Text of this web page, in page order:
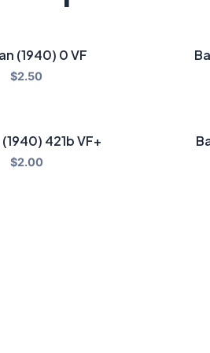
(1940) 0 VF
$2.50
421b VF+
$2.00